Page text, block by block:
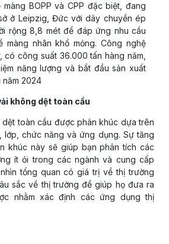
BOPP và CPP đặc biệt, đang
ở Leipzig, Đức với dây chuyền ép
rộng 8,8 mét để đáp ứng nhu cầu
màng nhãn khổ mỏng. Công nghệ
có công suất 36.000 tấn hàng năm,
năng lượng và bắt đầu sản xuất
năm 2024
không dệt toàn cầu
toàn cầu được phân khúc dựa trên
lớp, chức năng và ứng dụng. Sự tăng
khúc này sẽ giúp bạn phân tích các
ít ỏi trong các ngành và cung cấp
tổng quan có giá trị về thị trường
sắc về thị trường để giúp họ đưa ra
nhằm xác định các ứng dụng thị